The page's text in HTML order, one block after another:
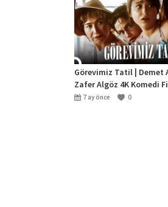
Görevimiz Tatil | Demet
Zafer Algöz 4K Komedi
7 ay önce 0